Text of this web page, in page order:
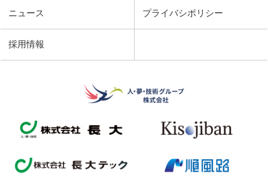
ニュース
採用情報
プライバシポリシー